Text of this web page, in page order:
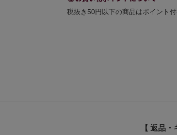
税抜き50円以下の商品はポイント付
【 返品